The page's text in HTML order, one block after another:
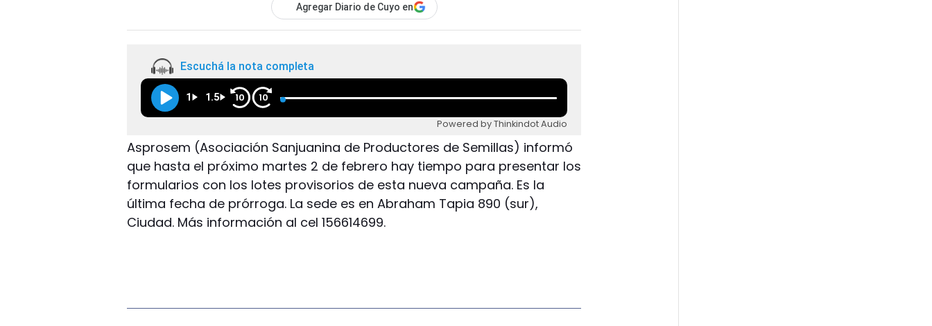
Agregar Diario de Cuyo en
Escuchá la nota completa
1 1.5 10 10
Powered by Thinkindot Audio
Asprosem (Asociación Sanjuanina de Productores de Semillas) informó
que hasta el próximo martes 2 de febrero hay tiempo para presentar los
formularios con los lotes provisorios de esta nueva campaña. Es la
última fecha de prórroga. La sede es en Abraham Tapia 890 (sur),
Ciudad. Más información al cel 156614699.